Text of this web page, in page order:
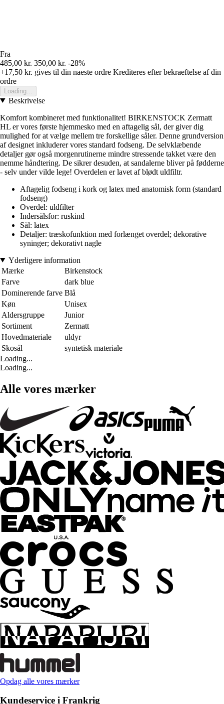
Fra
485,00 kr. 350,00 kr. -28%
+17,50 kr. gives til din naeste ordre Krediteres efter bekraeftelse af din
ordre
Loading...
Beskrivelse
Komfort kombineret med funktionalitet! BIRKENSTOCK Zermatt
HL er vores første hjemmesko med en aftagelig sål, der giver dig
mulighed for at vælge mellem tre forskellige såler. Denne grundversion
af designet inkluderer vores standard fodseng. De selvklæbende
detaljer gør også morgenrutinerne mindre stressende takket være den
nemme håndtering. De sikrer desuden, at sandalerne bliver på fødderne
- selv under vilde lege! Overdelen er lavet af blødt uldfiltr.
Aftagelig fodseng i kork og latex med anatomisk form (standard
fodseng)
Overdel: uldfilter
Indersålsfor: ruskind
Sål: latex
Detaljer: træskofunktion med forlænget overdel; dekorative
syninger; dekorativt nagle
Yderligere information
Mærke
Birkenstock
Farve
dark blue
Dominerende farve Blå
Køn
Unisex
Aldersgruppe
Junior
Sortiment
Zermatt
Hovedmateriale
uldyr
Skosål
syntetisk materiale
Loading...
Loading...
Alle vores mærker
Opdag alle vores mærker
Kundeservice i Frankrig